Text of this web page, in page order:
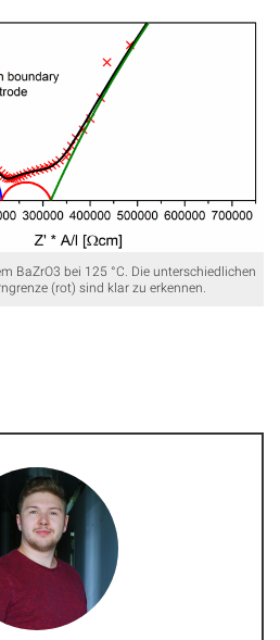
BaZrO3 bei 125 °C. Die unterschiedlichen
(rot) sind klar zu erkennen.